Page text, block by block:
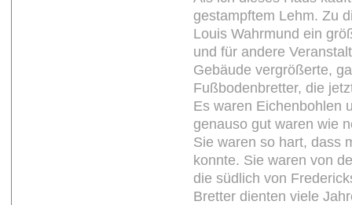
gestampftem Lehm. Zu
Louis Wahrmund ein
und für andere
Gebäude vergrößerte,
Fußbodenbretter, die
Es waren Eichenbohlen
genauso gut waren wie
Sie waren so hart, dass
konnte. Sie waren von
die südlich von
Bretter dienten viele